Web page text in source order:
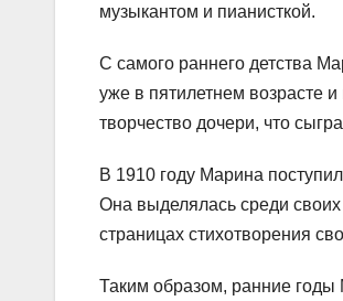
музыкантом и пианисткой.
С самого раннего детства
уже в пятилетнем возрасте
творчество дочери, что
В 1910 году Марина
Она выделялась среди
страницах стихотворения
Таким образом, ранние